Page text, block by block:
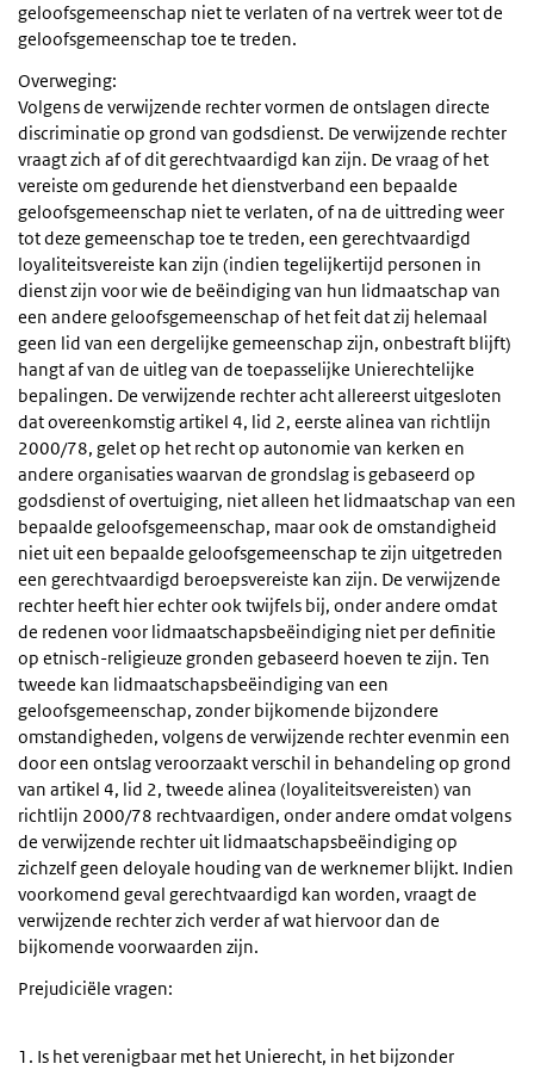
geloofsgemeenschap niet te verlaten of na vertrek weer tot de
geloofsgemeenschap toe te treden.
Overweging:
Volgens de verwijzende rechter vormen de ontslagen directe
discriminatie op grond van godsdienst. De verwijzende rechter
vraagt zich af of dit gerechtvaardigd kan zijn. De vraag of het
vereiste om gedurende het dienstverband een bepaalde
geloofsgemeenschap niet te verlaten, of na de uittreding weer
tot deze gemeenschap toe te treden, een gerechtvaardigd
loyaliteitsvereiste kan zijn (indien tegelijkertijd personen in
dienst zijn voor wie de beëindiging van hun lidmaatschap van
een andere geloofsgemeenschap of het feit dat zij helemaal
geen lid van een dergelijke gemeenschap zijn, onbestraft blijft)
hangt af van de uitleg van de toepasselijke Unierechtelijke
bepalingen. De verwijzende rechter acht allereerst uitgesloten
dat overeenkomstig artikel 4, lid 2, eerste alinea van richtlijn
2000/78, gelet op het recht op autonomie van kerken en
andere organisaties waarvan de grondslag is gebaseerd op
godsdienst of overtuiging, niet alleen het lidmaatschap van een
bepaalde geloofsgemeenschap, maar ook de omstandigheid
niet uit een bepaalde geloofsgemeenschap te zijn uitgetreden
een gerechtvaardigd beroepsvereiste kan zijn. De verwijzende
rechter heeft hier echter ook twijfels bij, onder andere omdat
de redenen voor lidmaatschapsbeëindiging niet per definitie
op etnisch-religieuze gronden gebaseerd hoeven te zijn. Ten
tweede kan lidmaatschapsbeëindiging van een
geloofsgemeenschap, zonder bijkomende bijzondere
omstandigheden, volgens de verwijzende rechter evenmin een
door een ontslag veroorzaakt verschil in behandeling op grond
van artikel 4, lid 2, tweede alinea (loyaliteitsvereisten) van
richtlijn 2000/78 rechtvaardigen, onder andere omdat volgens
de verwijzende rechter uit lidmaatschapsbeëindiging op
zichzelf geen deloyale houding van de werknemer blijkt. Indien
voorkomend geval gerechtvaardigd kan worden, vraagt de
verwijzende rechter zich verder af wat hiervoor dan de
bijkomende voorwaarden zijn.
Prejudiciële vragen:
1. Is het verenigbaar met het Unierecht, in het bijzonder